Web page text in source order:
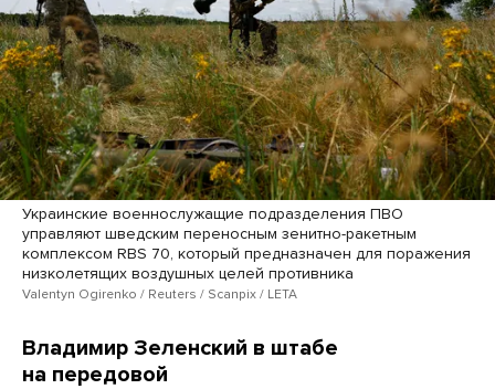
Украинские военнослужащие подразделения ПВО
управляют шведским переносным зенитно-ракетным
комплексом RBS 70, который предназначен для поражения
низколетящих воздушных целей противника
Valentyn Ogirenko / Reuters / Scanpix / LETA
Владимир Зеленский в штабе
на передовой